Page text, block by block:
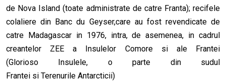
de Nova Island (toate administrate de catre Franta); recifele
colaliere din Banc du Geyser,care au fost revendicate de
catre Madagascar in 1976, intra, de asemenea, in cadrul
creantelor ZEE a Insulelor Comore si ale Frantei
(Glorioso Insulele, o parte din sudul
Frantei si Terenurile Antarcticii)